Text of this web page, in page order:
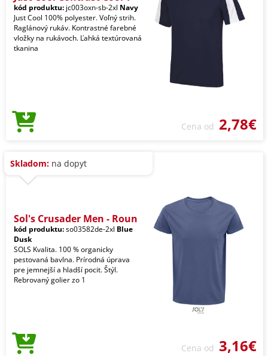
kód produktu: jc003oxn-sb-2xl Navy
Just Cool 100% polyester. Voľný strih.
Raglánový rukáv. Kontrastné farebné
vložky na rukávoch. Ľahká textúrovaná
tkanina
Cena od 2,78€
Skladom: na dopyt
Sol's Crusader Men - Roun
kód produktu:so03582de-2xl Blue
Dusk
SOLS Kvalita. 100 % organicky
pestovaná bavlna. Prírodná úprava
pre jemnejší a hladší pocit. Štýl.
Rebrovaný golier zo 1
Cena od 3,16€